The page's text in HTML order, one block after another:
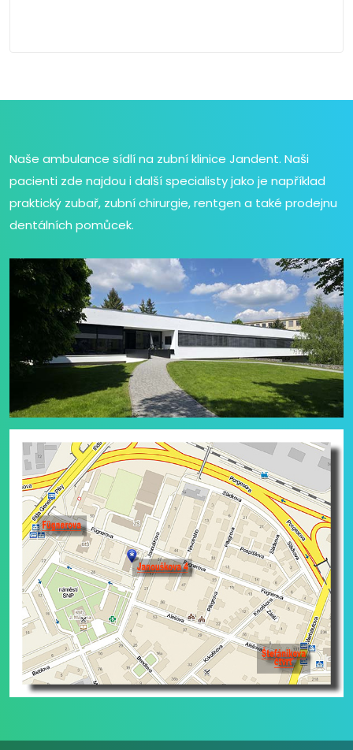
Naše ambulance sídlí na zubní klinice Jandent. Naši
pacienti zde najdou i další specialisty jako je například
praktický zubař, zubní chirurgie, rentgen a také prodejnu
dentálních pomůcek.